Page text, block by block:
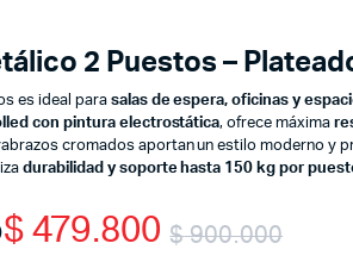
2 Puestos –
es ideal para salas de espera, oficinas y
con pintura electrostática, ofrece máxima
cromados aportan un estilo moderno y
durabilidad y soporte hasta 150 kg por
$900.000
$479.800